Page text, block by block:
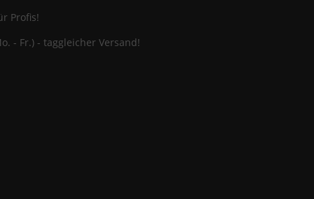
Profis!
- Fr.) - taggleicher Versand!